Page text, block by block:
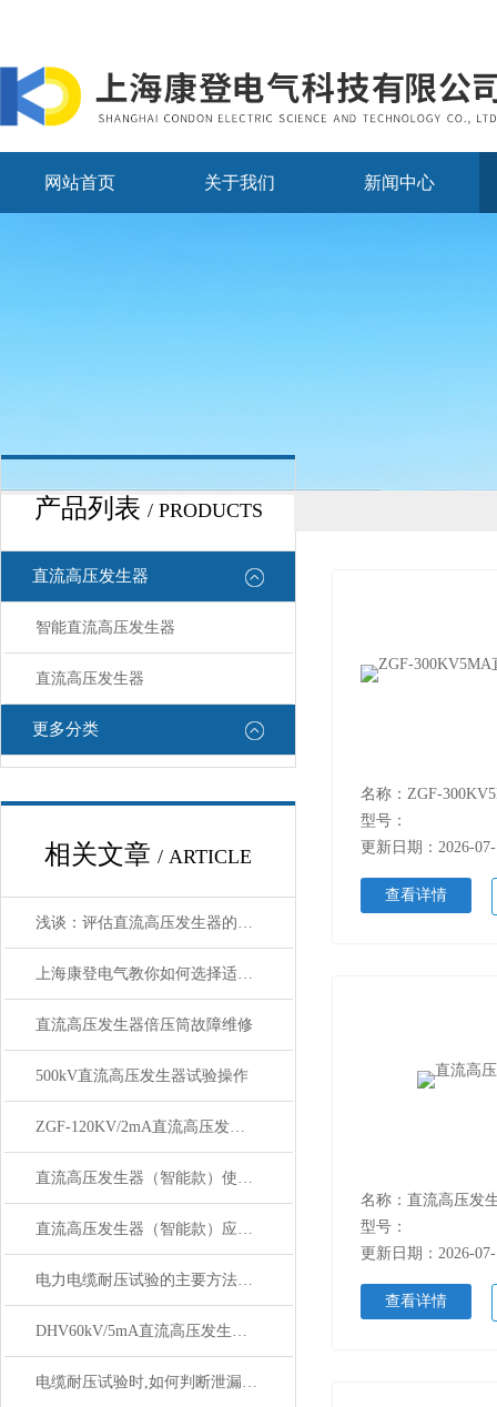
网站首页 关于我们 新闻中心
产品列表 / PRODUCTS
直流高压发生器
智能直流高压发生器
直流高压发生器
更多分类
相关文章 / ARTICLE
浅谈：评估直流高压发生器的性能？
上海康登电气教你如何选择适合的直流高压发生器？
直流高压发生器倍压筒故障维修
500kV直流高压发生器试验操作
ZGF-120KV/2mA直流高压发生器一体式与分体式参数
直流高压发生器（智能款）使用特别注意！
直流高压发生器（智能款）应用范围与技术特点
电力电缆耐压试验的主要方法有哪些
DHV60kV/5mA直流高压发生器产品介绍
电缆耐压试验时,如何判断泄漏电流值是否正常
型号：
更新日期：2026-
查看详情
名称：直流高压发
型号：
更新日期：2026-
查看详情